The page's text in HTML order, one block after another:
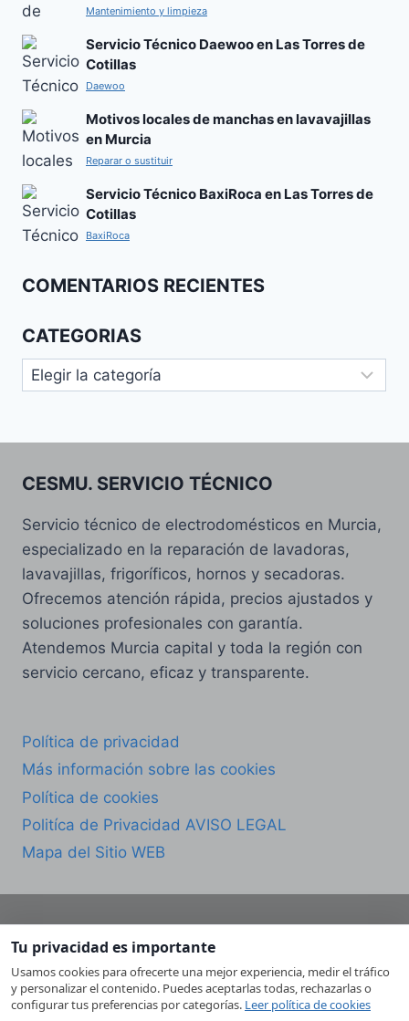
Mantenimiento y limpieza
Servicio Técnico Daewoo en Las Torres de
Cotillas
Daewoo
Motivos locales de manchas en lavavajillas
en Murcia
Reparar o sustituir
Servicio Técnico BaxiRoca en Las Torres de
Cotillas
BaxiRoca
COMENTARIOS RECIENTES
CATEGORIAS
Categorias
CESMU. SERVICIO TÉCNICO
Servicio técnico de electrodomésticos en Murcia,
especializado en la reparación de lavadoras,
lavavajillas, frigoríficos, hornos y secadoras.
Ofrecemos atención rápida, precios ajustados y
soluciones profesionales con garantía.
Atendemos Murcia capital y toda la región con
servicio cercano, eficaz y transparente.
Política de privacidad
Más información sobre las cookies
Política de cookies
Politíca de Privacidad AVISO LEGAL
Mapa del Sitio WEB
© 2026 CESMU Servicio Técnico de
Electrodomésticos en Murcia. Todos los derechos
reservados.
Tu privacidad es importante
Usamos cookies para ofrecerte una mejor experiencia, medir el tráfico
y personalizar el contenido. Puedes aceptarlas todas, rechazarlas o
configurar tus preferencias por categorías. Leer política de cookies